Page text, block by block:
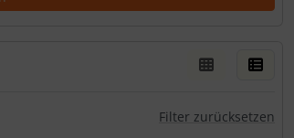
Filter zurücksetzen